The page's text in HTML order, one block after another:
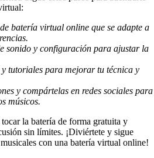
batería virtual online que se adapte a
sonido y configuración para ajustar la
tutoriales para mejorar tu técnica y
y compártelas en redes sociales para
músicos.
la batería de forma gratuita y
sin límites. ¡Diviértete y sigue
con una batería virtual online!